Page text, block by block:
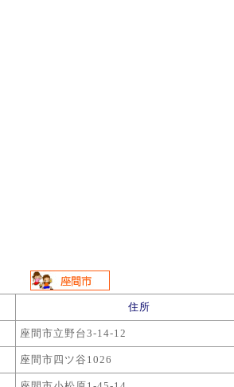
住所
座間市立野台3-14-12
座間市四ツ谷1026